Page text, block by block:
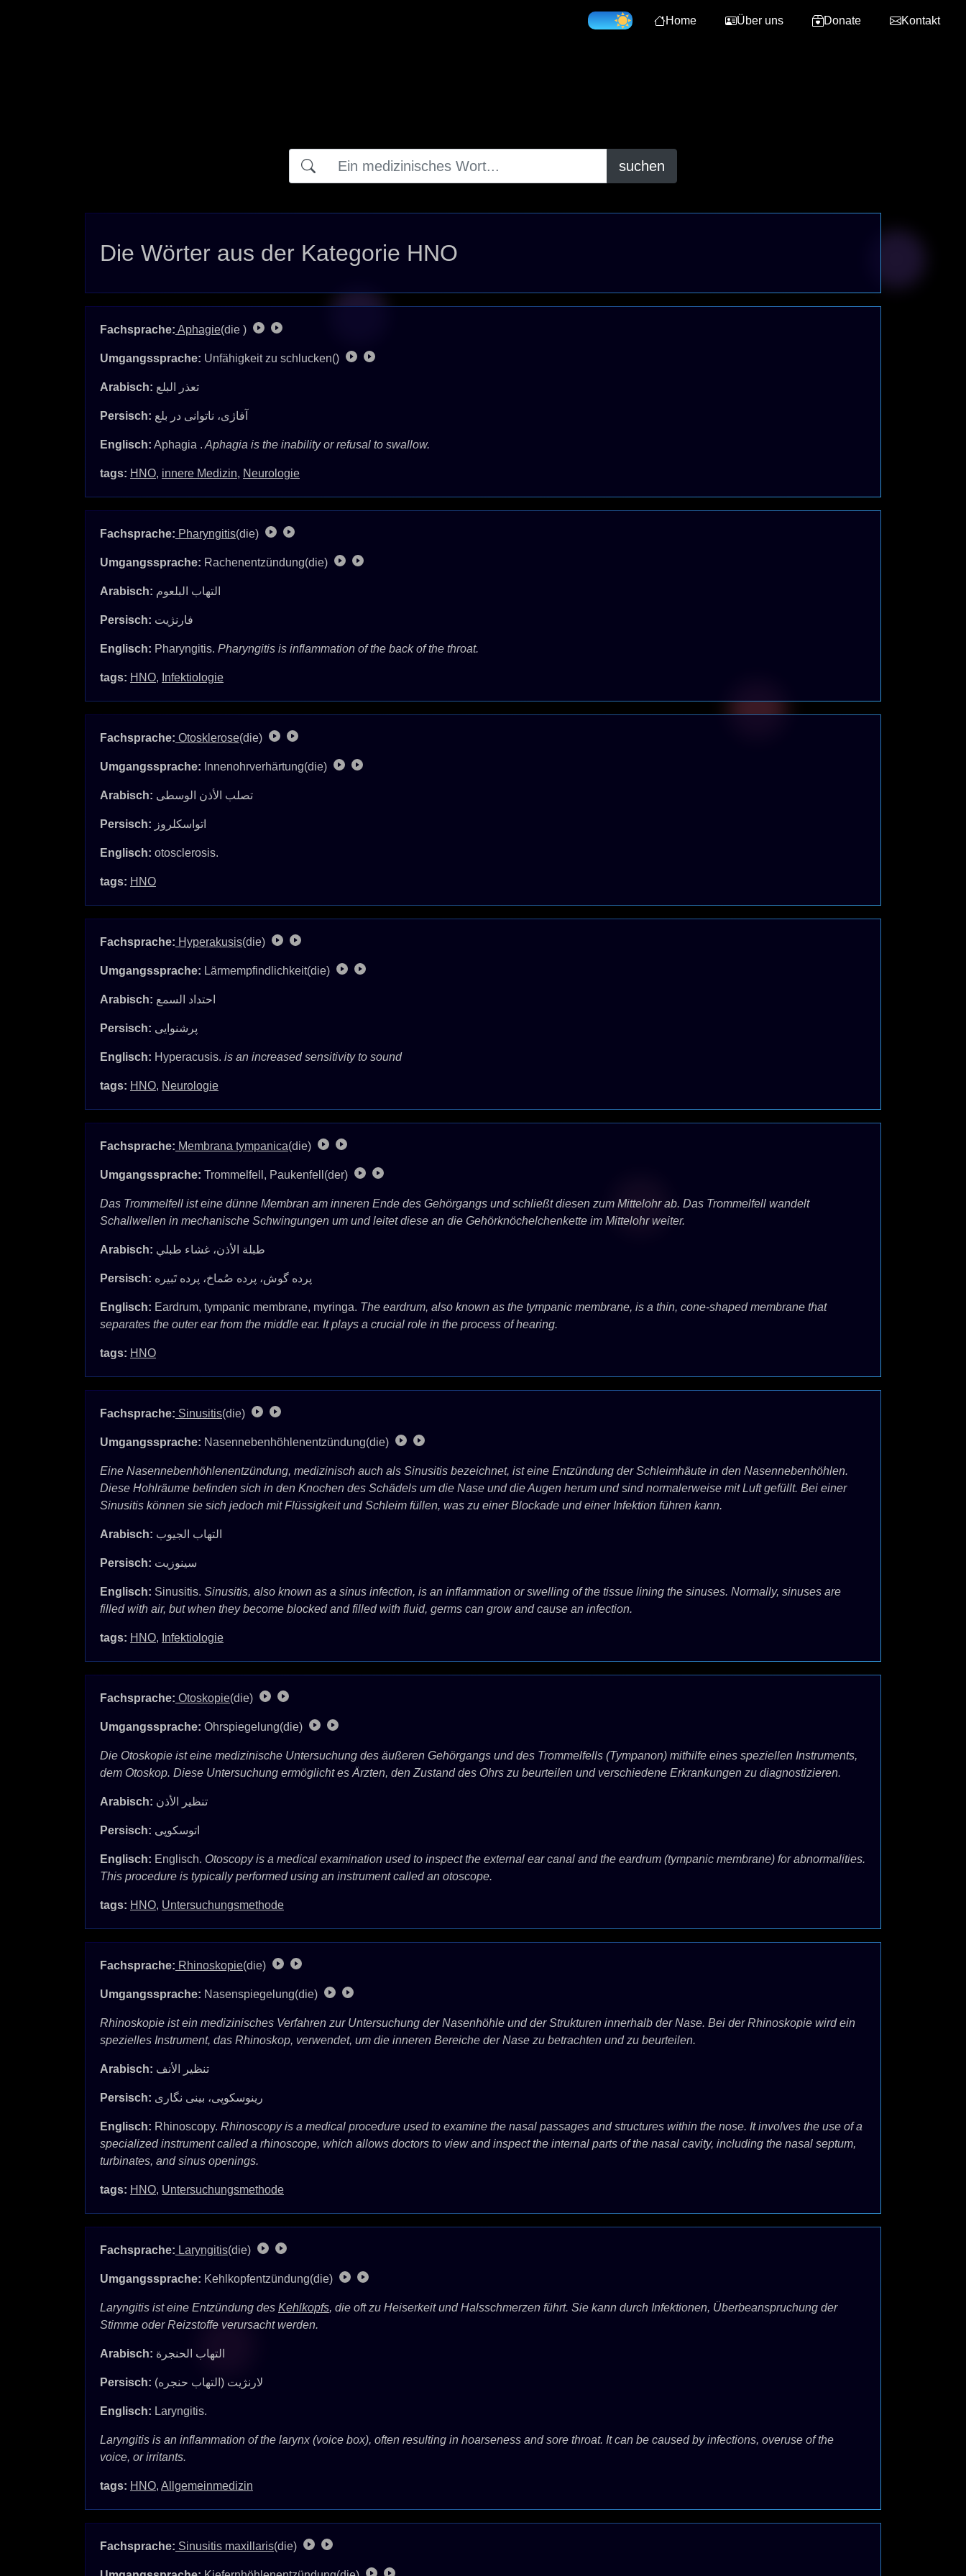
Home Über uns Donate Kontakt
suchen
Die Wörter aus der Kategorie HNO
Fachsprache: Aphagie(die )
Umgangssprache: Unfähigkeit zu schlucken()
Arabisch: تعذر البلع
Persisch: آفاژی، ناتوانی در بلع
Englisch: Aphagia . Aphagia is the inability or refusal to swallow.
tags: HNO, innere Medizin, Neurologie
Fachsprache: Pharyngitis(die)
Umgangssprache: Rachenentzündung(die)
Arabisch: التهاب البلعوم
Persisch: فارنژیت
Englisch: Pharyngitis. Pharyngitis is inflammation of the back of the throat.
tags: HNO, Infektiologie
Fachsprache: Otosklerose(die)
Umgangssprache: Innenohrverhärtung(die)
Arabisch: تصلب الأذن الوسطى
Persisch: اتواسکلروز
Englisch: otosclerosis.
tags: HNO
Fachsprache: Hyperakusis(die)
Umgangssprache: Lärmempfindlichkeit(die)
Arabisch: احتداد السمع
Persisch: پرشنوایی
Englisch: Hyperacusis. is an increased sensitivity to sound
tags: HNO, Neurologie
Fachsprache: Membrana tympanica(die)
Umgangssprache: Trommelfell, Paukenfell(der)
Das Trommelfell ist eine dünne Membran am inneren Ende des Gehörgangs und schließt diesen zum Mittelohr ab. Das Trommelfell wandelt
Schallwellen in mechanische Schwingungen um und leitet diese an die Gehörknöchelchenkette im Mittelohr weiter.
Arabisch: طبلة الأذن، غشاء طبلي
Persisch: پرده گوش، پرده صُماخ، پرده تَبیره
Englisch: Eardrum, tympanic membrane, myringa. The eardrum, also known as the tympanic membrane, is a thin, cone-shaped membrane that
separates the outer ear from the middle ear. It plays a crucial role in the process of hearing.
tags: HNO
Fachsprache: Sinusitis(die)
Umgangssprache: Nasennebenhöhlenentzündung(die)
Eine Nasennebenhöhlenentzündung, medizinisch auch als Sinusitis bezeichnet, ist eine Entzündung der Schleimhäute in den Nasennebenhöhlen.
Diese Hohlräume befinden sich in den Knochen des Schädels um die Nase und die Augen herum und sind normalerweise mit Luft gefüllt. Bei einer
Sinusitis können sie sich jedoch mit Flüssigkeit und Schleim füllen, was zu einer Blockade und einer Infektion führen kann.
Arabisch: التهاب الجيوب
Persisch: سینوزیت
Englisch: Sinusitis. Sinusitis, also known as a sinus infection, is an inflammation or swelling of the tissue lining the sinuses. Normally, sinuses are
filled with air, but when they become blocked and filled with fluid, germs can grow and cause an infection.
tags: HNO, Infektiologie
Fachsprache: Otoskopie(die)
Umgangssprache: Ohrspiegelung(die)
Die Otoskopie ist eine medizinische Untersuchung des äußeren Gehörgangs und des Trommelfells (Tympanon) mithilfe eines speziellen Instruments,
dem Otoskop. Diese Untersuchung ermöglicht es Ärzten, den Zustand des Ohrs zu beurteilen und verschiedene Erkrankungen zu diagnostizieren.
Arabisch: تنظير الأذن
Persisch: اتوسکوپی
Englisch: Englisch. Otoscopy is a medical examination used to inspect the external ear canal and the eardrum (tympanic membrane) for abnormalities.
This procedure is typically performed using an instrument called an otoscope.
tags: HNO, Untersuchungsmethode
Fachsprache: Rhinoskopie(die)
Umgangssprache: Nasenspiegelung(die)
Rhinoskopie ist ein medizinisches Verfahren zur Untersuchung der Nasenhöhle und der Strukturen innerhalb der Nase. Bei der Rhinoskopie wird ein
spezielles Instrument, das Rhinoskop, verwendet, um die inneren Bereiche der Nase zu betrachten und zu beurteilen.
Arabisch: تنظير الأنف
Persisch: رینوسکوپی، بینی نگاری
Englisch: Rhinoscopy. Rhinoscopy is a medical procedure used to examine the nasal passages and structures within the nose. It involves the use of a
specialized instrument called a rhinoscope, which allows doctors to view and inspect the internal parts of the nasal cavity, including the nasal septum,
turbinates, and sinus openings.
tags: HNO, Untersuchungsmethode
Fachsprache: Laryngitis(die)
Umgangssprache: Kehlkopfentzündung(die)
Laryngitis ist eine Entzündung des Kehlkopfs, die oft zu Heiserkeit und Halsschmerzen führt. Sie kann durch Infektionen, Überbeanspruchung der
Stimme oder Reizstoffe verursacht werden.
Arabisch: التهاب الحنجرة
Persisch: لارنژیت (التهاب حنجره)
Englisch: Laryngitis.
Laryngitis is an inflammation of the larynx (voice box), often resulting in hoarseness and sore throat. It can be caused by infections, overuse of the
voice, or irritants.
tags: HNO, Allgemeinmedizin
Fachsprache: Sinusitis maxillaris(die)